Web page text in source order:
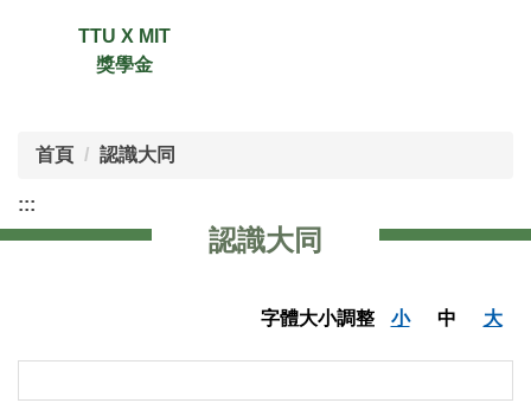
TTU X MIT
獎學金
首頁 認識大同
:::
認識大同
字體大小調整 小 中 大